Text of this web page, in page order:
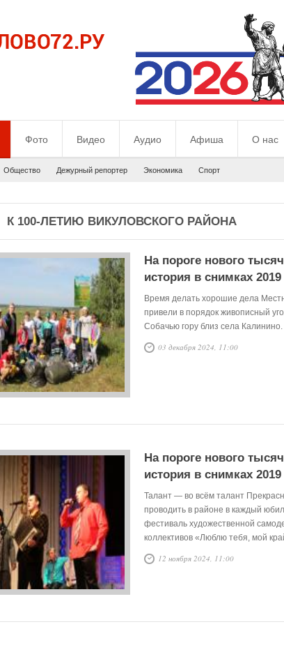
Фото Видео Аудио Афиша О нас
Общество Дежурный репортер Экономика Спорт
К 100-ЛЕТИЮ ВИКУЛОВСКОГО РАЙОНА
На пороге нового
история в снимках 2019
Время делать хорошие дела
привели в порядок живописный
Собачью гору близ села Калинино.
03 декабря 2024, 11:00
На пороге нового
история в снимках 2019
Талант — во всём талант
проводить в районе в каждый
фестиваль художественной
коллективов «Люблю тебя, мой
12 ноября 2024, 11:00